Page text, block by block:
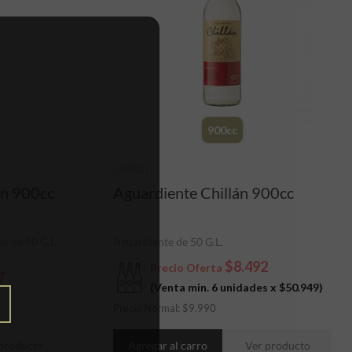
900cc
900cc
Aguardiente Chillán 900cc
(Venta min. 6 unidades x $50.949)
Precio Oferta $8.492
Precio Normal: $9.990
Aguardiente de 50 G.L.
Agregar al carro Ver producto